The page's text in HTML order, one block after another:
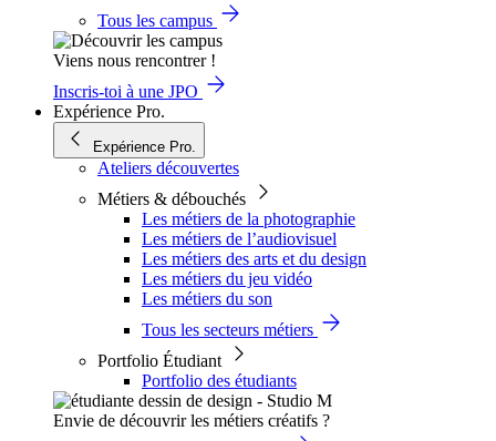
Tous les campus
Viens nous rencontrer !
Inscris-toi à une JPO
Expérience Pro.
Expérience Pro.
Ateliers découvertes
Métiers & débouchés
Les métiers de la photographie
Les métiers de l’audiovisuel
Les métiers des arts et du design
Les métiers du jeu vidéo
Les métiers du son
Tous les secteurs métiers
Portfolio Étudiant
Portfolio des étudiants
Envie de découvrir les métiers créatifs ?